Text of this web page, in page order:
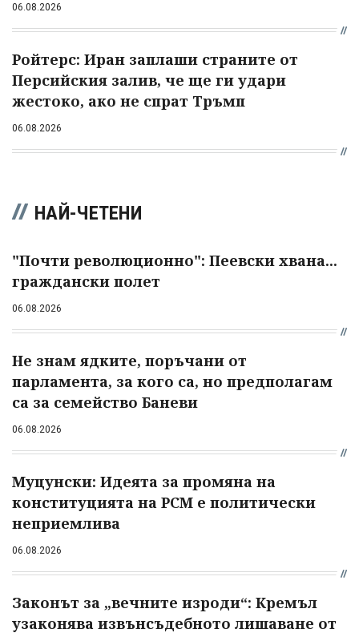
06.08.2026
Ройтерс: Иран заплаши страните от
Персийския залив, че ще ги удари
жестоко, ако не спрат Тръмп
06.08.2026
НАЙ-ЧЕТЕНИ
"Почти революционно": Пеевски хвана...
граждански полет
06.08.2026
Не знам ядките, поръчани от
парламента, за кого са, но предполагам
са за семейство Баневи
06.08.2026
Муцунски: Идеята за промяна на
конституцията на РСМ е политически
неприемлива
06.08.2026
Законът за „вечните изроди“: Кремъл
узаконява извънсъдебното лишаване от